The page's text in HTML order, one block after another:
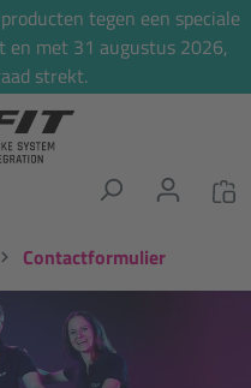
producten tegen een speciale
en met 31 augustus 2026,
strekt.
Contactformulier